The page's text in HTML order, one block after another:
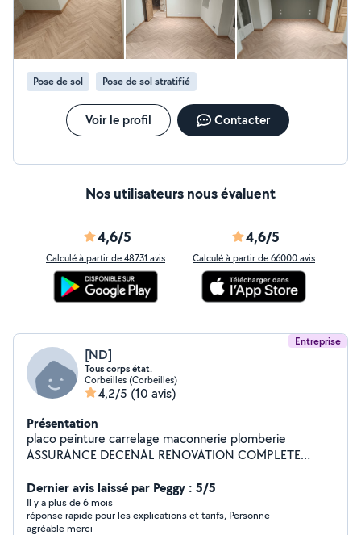
Pose de sol Pose de sol stratifié
Voir le profil Contacter
Nos utilisateurs nous évaluent
4,6/5
Calculé à partir de 48731 avis
4,6/5
Calculé à partir de 66000 avis
Entreprise
[ND]
Tous corps état.
Corbeilles (Corbeilles)
4,2/5 (10 avis)
Présentation
placo peinture carrelage maconnerie plomberie
ASSURANCE DECENAL RENOVATION COMPLETE
Dernier avis laissé par Peggy : 5/5
Il y a plus de 6 mois
réponse rapide pour les explications et tarifs, Personne
agréable merci